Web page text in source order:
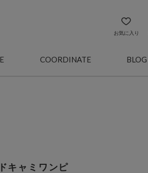
お気に入り
COORDINATE BLOG
キャミワンピ